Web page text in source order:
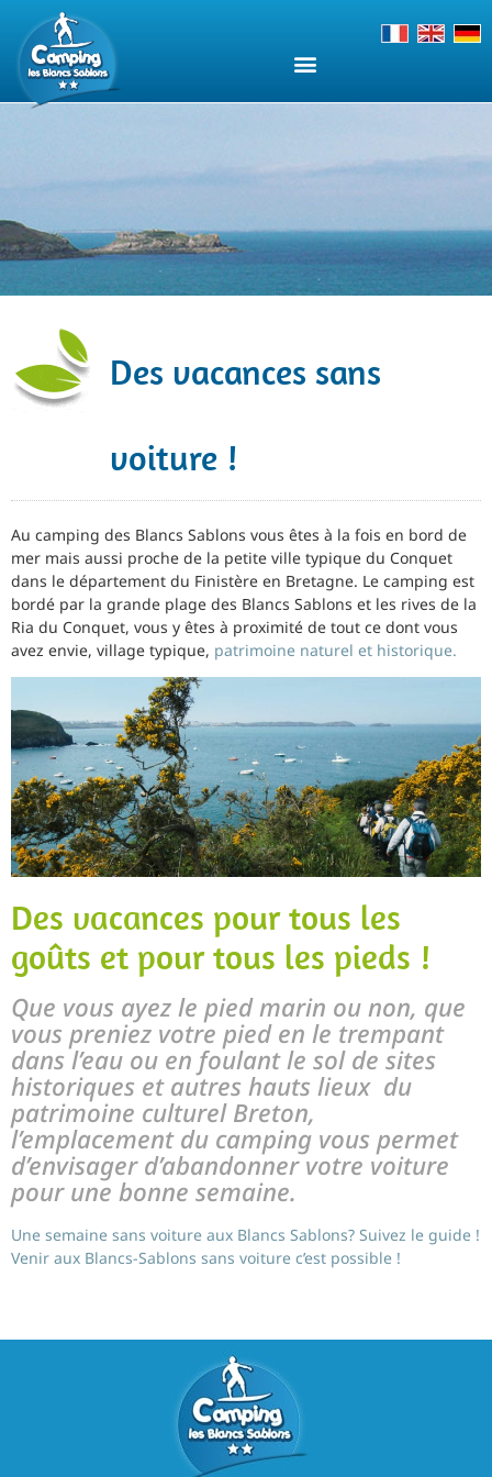
Des vacances sans
voiture !
Au camping des Blancs Sablons vous êtes à la fois en bord de
mer mais aussi proche de la petite ville typique du Conquet
dans le département du Finistère en Bretagne. Le camping est
bordé par la grande plage des Blancs Sablons et les rives de la
Ria du Conquet, vous y êtes à proximité de tout ce dont vous
avez envie, village typique, patrimoine naturel et historique.
Des vacances pour tous les
goûts et pour tous les pieds !
Que vous ayez le pied marin ou non, que
vous preniez votre pied en le trempant
dans l’eau ou en foulant le sol de sites
historiques et autres hauts lieux du
patrimoine culturel Breton,
l’emplacement du camping vous permet
d’envisager d’abandonner votre voiture
pour une bonne semaine.
Une semaine sans voiture aux Blancs Sablons? Suivez le guide !
Venir aux Blancs-Sablons sans voiture c’est possible !